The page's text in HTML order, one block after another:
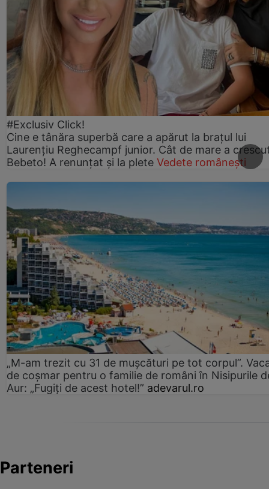
#Exclusiv Click!
Cine e tânăra superbă care a apărut la brațul lui
Laurențiu Reghecampf junior. Cât de mare a
Bebeto! A renunțat și la plete Vedete românești
„M-am trezit cu 31 de mușcături pe tot corpul”.
de coșmar pentru o familie de români în Nisipurile
Aur: „Fugiți de acest hotel!” adevarul.ro
Parteneri